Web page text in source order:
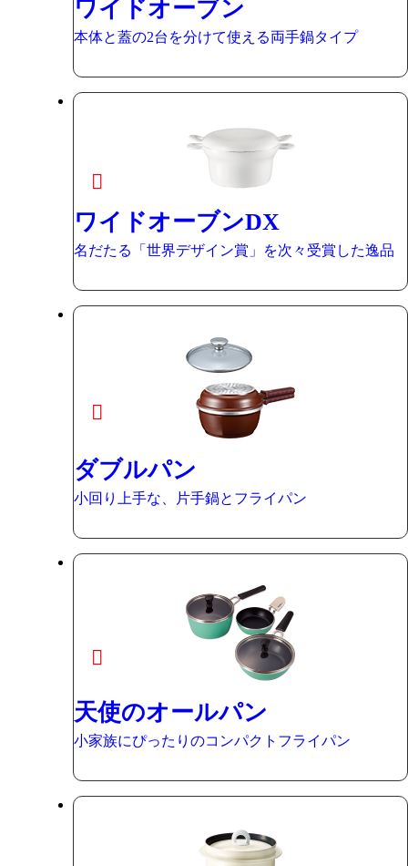
ワイドオーブン
本体と蓋の2台を分けて使える両手鍋タイプ
ワイドオーブンDX
名だたる「世界デザイン賞」を次々受賞した逸品
ダブルパン
小回り上手な、片手鍋とフライパン
天使のオールパン
小家族にぴったりのコンパクトフライパン